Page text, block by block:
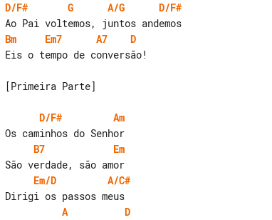
D/F#
G A/G
D/F#
Bm
Em7 A7
D
Eis o tempo de conversão!
[Primeira Parte]
D/F#
Am
B7
Em
Em/D
A/C#
A
D